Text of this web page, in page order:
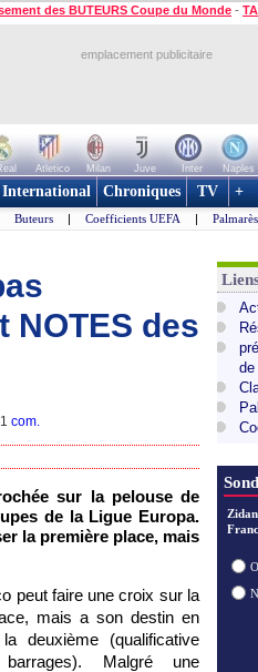
des BUTEURS Coupe du Monde -
emplacement publicitaire
Atletico Milan Juve Inter Naples
International Chroniques TV +
Buteurs | Coefficients UEFA |
NOTES des
1 com.
sur la pelouse de
de la Ligue Europa.
la première place, mais
peut faire une croix sur la
mais a son destin en
deuxième (qualificative
Malgré une
de